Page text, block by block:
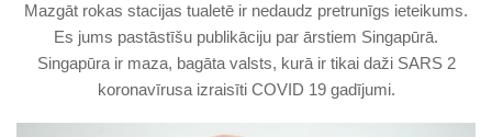
Mazgāt rokas stacijas tualetē ir nedaudz pretrunīgs ieteikums.
Es jums pastāstīšu publikāciju par ārstiem Singapūrā.
Singapūra ir maza, bagāta valsts, kurā ir tikai daži SARS 2
koronavīrusa izraisīti COVID 19 gadījumi.